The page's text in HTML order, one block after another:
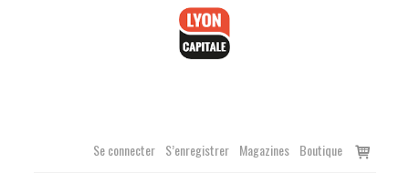
Se connecter S’enregistrer Magazines Boutique
Voir